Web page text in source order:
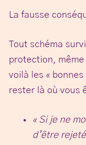
La fausse
Tout schéma
protection,
voilà les «
rester là où vous
« Si je ne
d’être